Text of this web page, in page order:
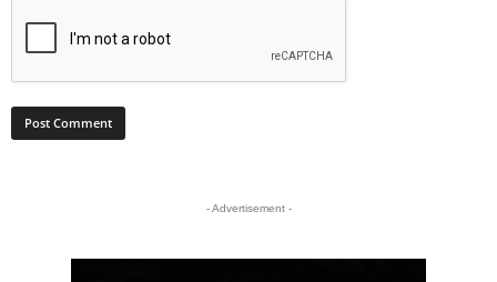
- Advertisement -